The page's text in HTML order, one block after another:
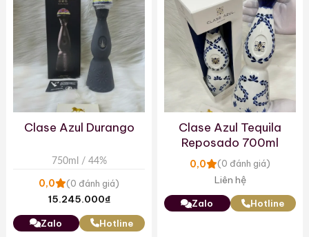
Clase Azul Durango
750ml / 44%
0,0 (0 đánh giá)
15.245.000₫
Zalo Hotline
Clase Azul Tequila
Reposado 700ml
0,0 (0 đánh giá)
Liên hệ
Zalo Hotline